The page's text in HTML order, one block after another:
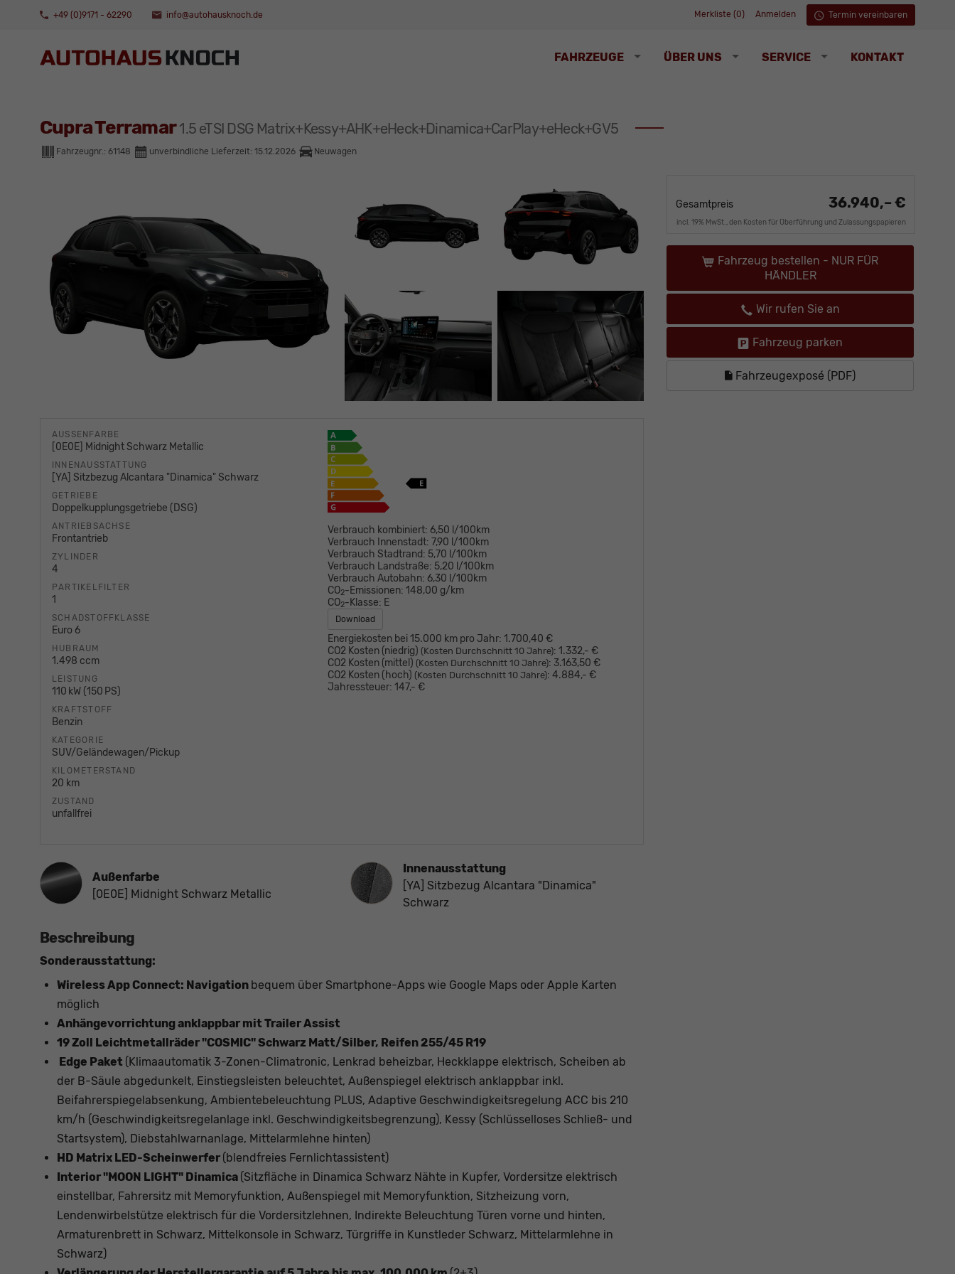
+49 (0)9171 - 62290 info@autohausknoch.de Merkliste (0) Anmelden Termin vereinbaren
FAHRZEUGE ÜBER UNS SERVICE KONTAKT
Cupra Terramar1.5 eTSI DSG Matrix+Kessy+AHK+eHeck+Dinamica+CarPlay+eHeck+GV5
Fahrzeugnr.: 61148 unverbindliche Lieferzeit: 15.12.2026 Neuwagen
Gesamtpreis 36.940,– €
incl. 19% MwSt., den Kosten für Überführung und Zulassungspapieren
Fahrzeug bestellen - NUR FÜR
HÄNDLER
Wir rufen Sie an
Fahrzeug parken
Fahrzeugexposé (PDF)
AUSSENFARBE
[0E0E] Midnight Schwarz Metallic
INNENAUSSTATTUNG
[YA] Sitzbezug Alcantara "Dinamica" Schwarz
GETRIEBE
Doppelkupplungsgetriebe (DSG)
ANTRIEBSACHSE
Frontantrieb
ZYLINDER
4
PARTIKELFILTER
1
SCHADSTOFFKLASSE
Euro 6
HUBRAUM
1.498 ccm
LEISTUNG
110 kW (150 PS)
KRAFTSTOFF
Benzin
KATEGORIE
SUV/Geländewagen/Pickup
KILOMETERSTAND
20 km
ZUSTAND
unfallfrei
Verbrauch kombiniert: 6,50 l/100km
Verbrauch Innenstadt: 7,90 l/100km
Verbrauch Stadtrand: 5,70 l/100km
Verbrauch Landstraße: 5,20 l/100km
Verbrauch Autobahn: 6,30 l/100km
CO2-Emissionen: 148,00 g/km
CO2-Klasse: E
Download
Energiekosten bei 15.000 km pro Jahr: 1.700,40 €
CO2 Kosten (niedrig) (Kosten Durchschnitt 10 Jahre): 1.332,- €
CO2 Kosten (mittel) (Kosten Durchschnitt 10 Jahre): 3.163,50 €
CO2 Kosten (hoch) (Kosten Durchschnitt 10 Jahre): 4.884,- €
Jahressteuer: 147,- €
Außenfarbe
[0E0E] Midnight Schwarz Metallic
InnenausstattungInnenausstattung
[YA] Sitzbezug Alcantara "Dinamica"
Schwarz
Beschreibung
Sonderausstattung:
Wireless App Connect: Navigation bequem über Smartphone-Apps wie Google Maps oder Apple Karten
möglich
Anhängevorrichtung anklappbar mit Trailer Assist
19 Zoll Leichtmetallräder "COSMIC" Schwarz Matt/Silber, Reifen 255/45 R19
Edge Paket (Klimaautomatik 3-Zonen-Climatronic, Lenkrad beheizbar, Heckklappe elektrisch, Scheiben ab
der B-Säule abgedunkelt, Einstiegsleisten beleuchtet, Außenspiegel elektrisch anklappbar inkl.
Beifahrerspiegelabsenkung, Ambientebeleuchtung PLUS, Adaptive Geschwindigkeitsregelung ACC bis 210
km/h (Geschwindigkeitsregelanlage inkl. Geschwindigkeitsbegrenzung), Kessy (Schlüsselloses Schließ- und
Startsystem), Diebstahlwarnanlage, Mittelarmlehne hinten)
HD Matrix LED-Scheinwerfer (blendfreies Fernlichtassistent)
Interior "MOON LIGHT" Dinamica (Sitzfläche in Dinamica Schwarz Nähte in Kupfer, Vordersitze elektrisch
einstellbar, Fahrersitz mit Memoryfunktion, Außenspiegel mit Memoryfunktion, Sitzheizung vorn,
Lendenwirbelstütze elektrisch für die Vordersitzlehnen, Indirekte Beleuchtung Türen vorne und hinten,
Armaturenbrett in Schwarz, Mittelkonsole in Schwarz, Türgriffe in Kunstleder Schwarz, Mittelarmlehne in
Schwarz)